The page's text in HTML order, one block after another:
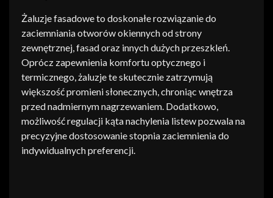
Żaluzje fasadoweto doskonałe rozwiązanie do
zaciemniania otworów okiennych od strony
zewnętrznej, fasad oraz innych dużych przeszkleń.
Oprócz zapewnienia komfortu optycznego i
termicznego, żaluzje te skutecznie zatrzymują
większość promieni słonecznych, chroniąc wnętrza
przed nadmiernym nagrzewaniem. Dodatkowo,
możliwość regulacji kąta nachylenia listew pozwala na
precyzyjne dostosowanie stopnia zaciemnienia do
indywidualnych preferencji.